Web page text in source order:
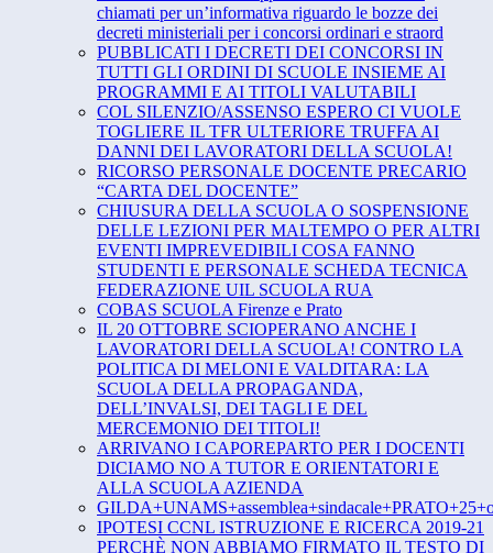
chiamati per un’informativa riguardo le bozze dei
decreti ministeriali per i concorsi ordinari e straord
PUBBLICATI I DECRETI DEI CONCORSI IN
TUTTI GLI ORDINI DI SCUOLE INSIEME AI
PROGRAMMI E AI TITOLI VALUTABILI
COL SILENZIO/ASSENSO ESPERO CI VUOLE
TOGLIERE IL TFR ULTERIORE TRUFFA AI
DANNI DEI LAVORATORI DELLA SCUOLA!
RICORSO PERSONALE DOCENTE PRECARIO
“CARTA DEL DOCENTE”
CHIUSURA DELLA SCUOLA O SOSPENSIONE
DELLE LEZIONI PER MALTEMPO O PER ALTRI
EVENTI IMPREVEDIBILI COSA FANNO
STUDENTI E PERSONALE SCHEDA TECNICA
FEDERAZIONE UIL SCUOLA RUA
COBAS SCUOLA Firenze e Prato
IL 20 OTTOBRE SCIOPERANO ANCHE I
LAVORATORI DELLA SCUOLA! CONTRO LA
POLITICA DI MELONI E VALDITARA: LA
SCUOLA DELLA PROPAGANDA,
DELL’INVALSI, DEI TAGLI E DEL
MERCEMONIO DEI TITOLI!
ARRIVANO I CAPOREPARTO PER I DOCENTI
DICIAMO NO A TUTOR E ORIENTATORI E
ALLA SCUOLA AZIENDA
IPOTESI CCNL ISTRUZIONE E RICERCA 2019-21
PERCHÈ NON ABBIAMO FIRMATO IL TESTO DI